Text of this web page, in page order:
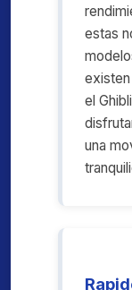
estas
el
una